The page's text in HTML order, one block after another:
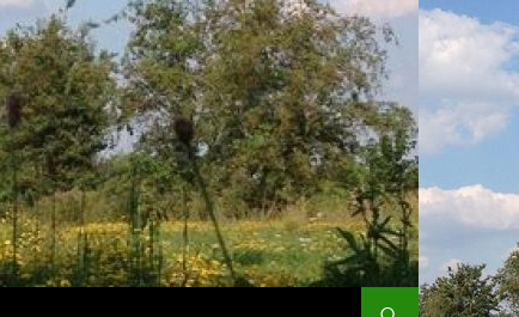
SPRING NAAR INHOUD